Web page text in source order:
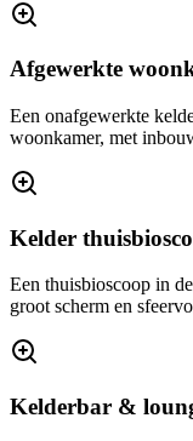
Afgewerkte
Een onafgewerkte
woonkamer, met
Kelder
Een thuisbioscoop in
groot scherm en
Kelderbar &